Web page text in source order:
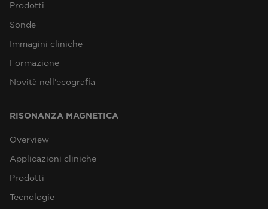
Prodotti
Sonde
Immagini cliniche
Formazione
Novità nell'ecografia
RISONANZA MAGNETICA
Overview
Applicazioni cliniche
Prodotti
Tecnologie